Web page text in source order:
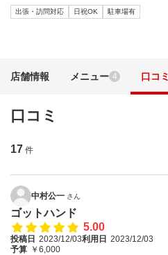
出張・訪問対応 日祝OK 駐車場有
店舗情報 メニュー 4 口コミ
口コミ
17 件
中村公一 さん
ゴットハンド
5.00
投稿日 2023/12/03利用日 2023/12/03
予算 ￥6,000